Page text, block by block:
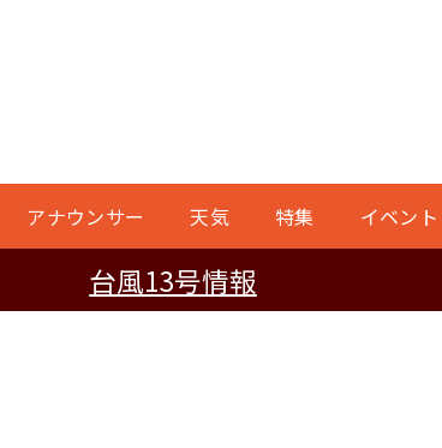
アナウンサー 天気 特集 イベント
台風13号情報